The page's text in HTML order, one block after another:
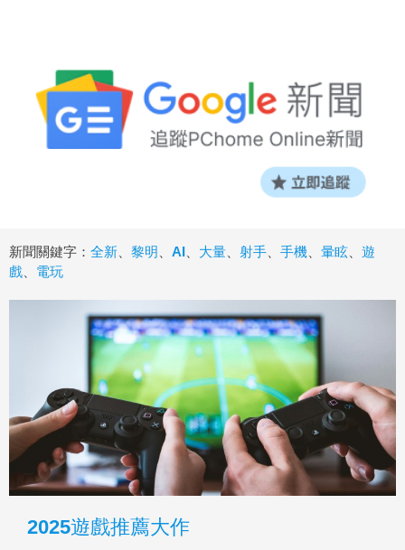
新聞關鍵字： 全新 黎明 AI 大量 射手 手機 暈眩
遊
戲
電玩
2025遊戲推薦大作